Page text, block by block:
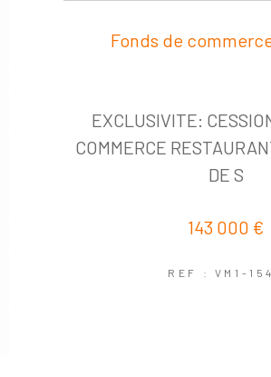
Fonds de
EXCLUSIVITE:
COMMERCE
DE S
143 000 €
REF : VM1-